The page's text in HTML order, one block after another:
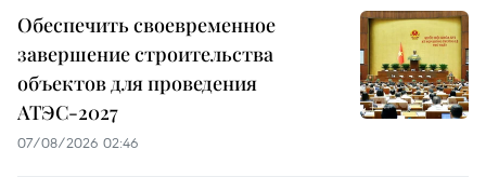
Обеспечить своевременное
завершение строительства
объектов для проведения
АТЭС-2027
07/08/2026 02:46